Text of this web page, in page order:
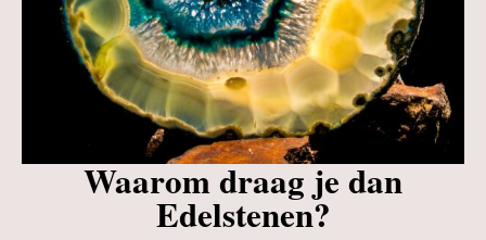
Waarom draag je dan
Edelstenen?